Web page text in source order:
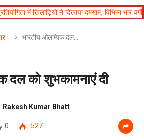
ने दिखाया दमखम, विभिन्न भार वर्गों में विजेता
भारतीय ओलम्पिक दल…
दल को शुभकामनाएं दी
Rakesh Kumar Bhatt
0 527